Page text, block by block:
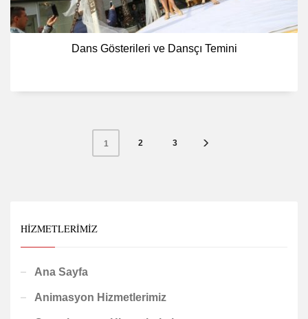
Dans Gösterileri ve Dansçı Temini
1 2 3
HIZMETLERIMIZ
Ana Sayfa
Animasyon Hizmetlerimiz